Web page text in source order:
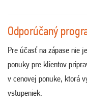
Odporúčaný
Pre účasť na zápase nie
ponuky pre klientov
v cenovej ponuke, ktorá
vstupeniek.